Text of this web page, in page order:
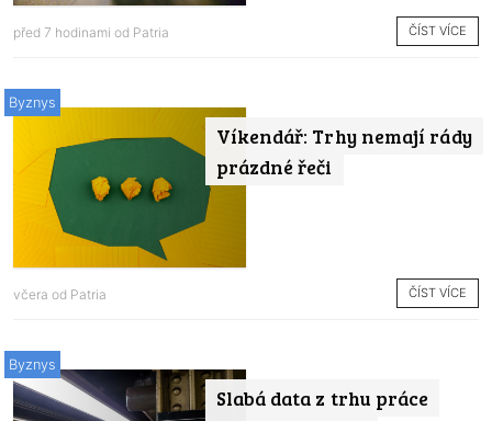
před 7 hodinami od Patria ČÍST VÍCE
Víkendář: Trhy nemají rády
prázdné řeči
Byznys
včera od Patria ČÍST VÍCE
Slabá data z trhu práce
Byznys